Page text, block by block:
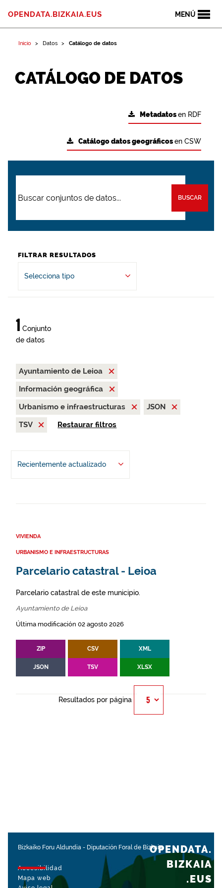
MENÚ
OPENDATA.BIZKAIA.EUS
Inicio Datos Catálogo de datos
CATÁLOGO DE DATOS
Metadatosen RDF
Catálogo datos geográficosen CSW
BUSCAR
FILTRAR RESULTADOS
Selecciona tipo
1 Conjunto
de datos
Ayuntamiento de Leioa
Información geográfica
Urbanismo e infraestructuras
JSON
TSV
Restaurar filtros
Recientemente actualizado
VIVIENDA
URBANISMO E INFRAESTRUCTURAS
Parcelario catastral - Leioa
Parcelario catastral de este municipio.
Ayuntamiento de Leioa
Última modificación 02 agosto 2026
ZIP CSV XML
JSON TSV XLSX
Resultados por página
Bizkaiko Foru Aldundia - Diputación Foral de Bizkaia
Accesibilidad
Mapa web
OPENDATA.
BIZKAIA
.EUS